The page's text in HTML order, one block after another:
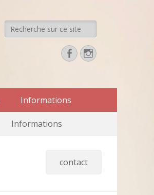
Recherche
de:
FacebookInstagram
Informations
Informations
contact